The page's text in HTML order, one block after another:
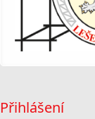
Přihlášení